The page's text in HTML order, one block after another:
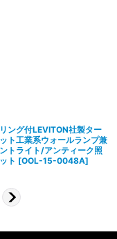
店で行う一貫
明のリメイクやオ
ング付LEVITON社製ター
ト工業系ウォールランプ兼
トライト/アンティーク照
ト [OOL-15-0048A]